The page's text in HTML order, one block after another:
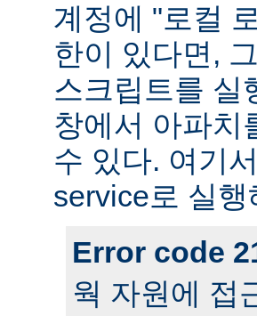
계정에 "로컬
한이 있다면,
스크립트를 실
창에서 아파치
수 있다. 여기
service로 실
Error code
웍 자원에 접